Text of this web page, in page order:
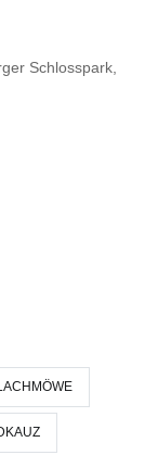
Schlosspark,